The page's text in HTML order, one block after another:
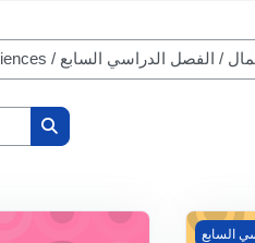
Search courses
الشاملة
السابع